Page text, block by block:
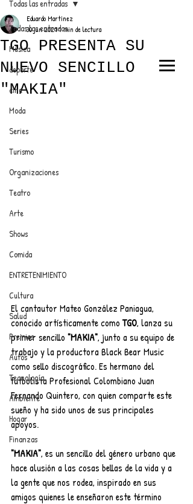
ANUNCIATE CON NOSOTROS
PARA MÁS INFORMACIÓN:
dinamicaseltrendytop@gmail.com
EL TRENDY TOP
CON EDDY MARTINEZ
Todas las entradas
Música
deporte
cine
Moda
Series
Turismo
Organizaciones
Teatro
Arte
Shows
Comida
ENTRETENIMIENTO
Cultura
Salud
Premios
Autos
Tecnología
Ambiente
Hogar
Finanzas
Todas las entradas
TGO PRESENTA SU
NUEVO SENCILLO
"MAKIA"
Eduardo Martínez
30 jun 20211 min de lectura
El cantautor Mateo González Paniagua,
conocido artísticamente como TGO, lanza su
primer sencillo "MAKIA", junto a su equipo de
trabajo y la productora Black Bear Music
como sello discográfico. Es hermano del
futbolista Profesional Colombiano Juan
Fernando Quintero, con quien comparte este
sueño y ha sido unos de sus principales
apoyos.
"MAKIA", es un sencillo del género urbano que
hace alusión a las cosas bellas de la vida y a
la gente que nos rodea, inspirado en sus
amigos quienes le enseñaron este término